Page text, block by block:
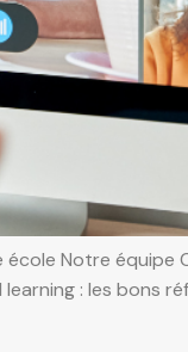
Notre équipe
: les bons